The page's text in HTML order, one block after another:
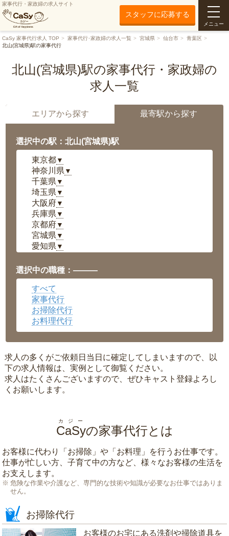
家事代行・家政婦の求人サイト
スタッフに応募する
メニュー
CaSy 家事代行求人 TOP 家事代行･家政婦の求人一覧 宮城県 仙台市
青葉区
北山(宮城県)駅の家事代行
北山(宮城県)駅の家事代行・家政婦の
求人一覧
エリアから探す 最寄駅から探す
選択中の駅：北山(宮城県)駅
東京都▼
神奈川県 ▼
千葉県 ▼
埼玉県 ▼
大阪府▼
兵庫県 ▼
京都府▼
宮城県 ▼
愛知県 ▼
岡山県▼
広島県▼
沖縄県
選択中の職種：———
すべて
家事代行
お掃除代行
お料理代行
求人の多くがご依頼日当日に確定してしまいますので、以
下の求人情報は、実例として御覧ください。
求人はたくさんございますので、ぜひキャスト登録よろし
くお願いします。
CaSy
カジー
の家事代行とは
お客様に代わり「 お掃除 」や「 お料理 」を行うお仕事です。
仕事が忙しい方、子育て中の方など、様々なお客様の生活を
お支えします。
危険な作業や介護など、専門的な技術や知識が必要なお仕事ではありま
せん。
お掃除代行
お客様のお宅にある洗剤や掃除道具を